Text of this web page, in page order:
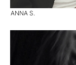
ANNA S.